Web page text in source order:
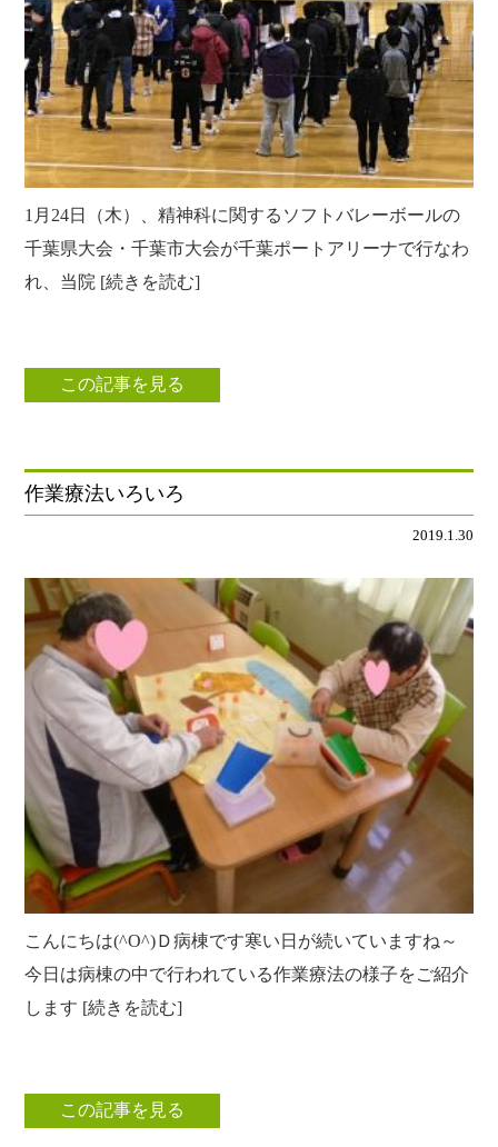
1月24日（木）、精神科に関するソフトバレーボールの
千葉県大会・千葉市大会が千葉ポートアリーナで行なわ
れ、当院 [続きを読む]
この記事を見る
作業療法いろいろ
2019.1.30
こんにちは(^O^)Ｄ病棟です寒い日が続いていますね～
今日は病棟の中で行われている作業療法の様子をご紹介
します [続きを読む]
この記事を見る